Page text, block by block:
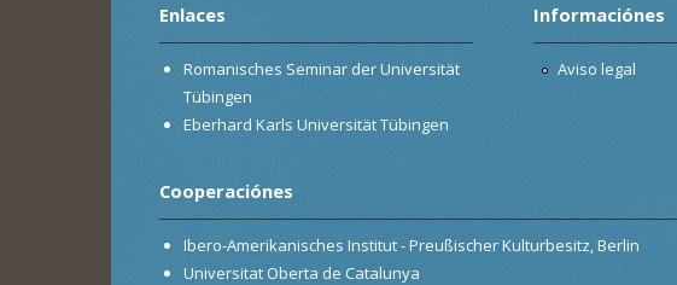
Enlaces
Romanisches Seminar der Universität
Tübingen
Eberhard Karls Universität Tübingen
Informaciónes
Aviso legal
Cooperaciónes
Ibero-Amerikanisches Institut - Preußischer Kulturbesitz, Berlin
Universitat Oberta de Catalunya